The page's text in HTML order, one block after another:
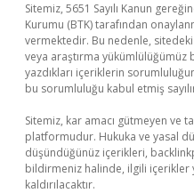
Sitemiz, 5651 Sayılı Kanun
Kurumu (BTK) tarafından
vermektedir. Bu nedenle,
veya araştırma yükümlülüğümüz
yazdıkları içeriklerin
bu sorumluluğu kabul etmiş
Sitemiz, kar amacı gütmeyen ve
platformudur. Hukuka ve yasal
düşündüğünüz içerikleri,
bildirmeniz halinde, ilgili içerikler
kaldırılacaktır.